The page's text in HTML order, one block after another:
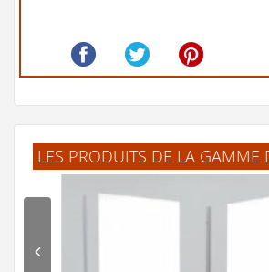
LES PRODUITS DE LA GAMME